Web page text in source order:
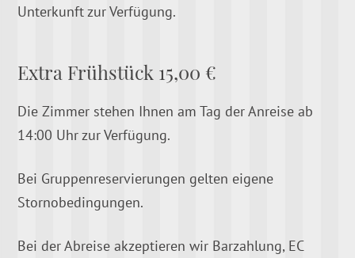
Unterkunft zur Verfügung.
Extra Frühstück 15,00 €
Die Zimmer stehen Ihnen am Tag der Anreise ab
14:00 Uhr zur Verfügung.
Bei Gruppenreservierungen gelten eigene
Stornobedingungen.
Bei der Abreise akzeptieren wir Barzahlung, EC